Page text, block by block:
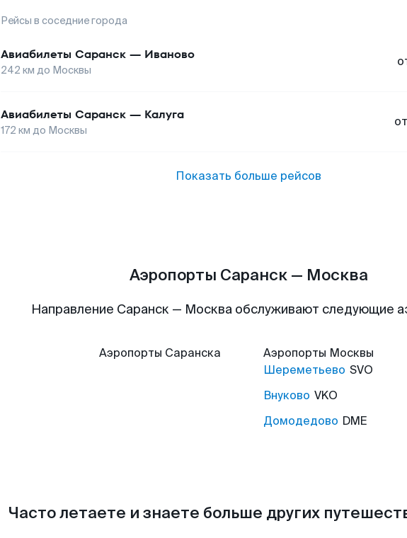
Рейсы в соседние города
Авиабилеты Саранск — Иваново
242 км до Москвы
Авиабилеты Саранск — Калуга
172 км до Москвы
от
Показать больше рейсов
Аэропорты Саранск — Москва
Направление Саранск — Москва обслуживают следующие
Аэропорты Саранска Аэропорты Москвы
Шереметьево SVO
Внуково VKO
Домодедово DME
Часто летаете и знаете больше других